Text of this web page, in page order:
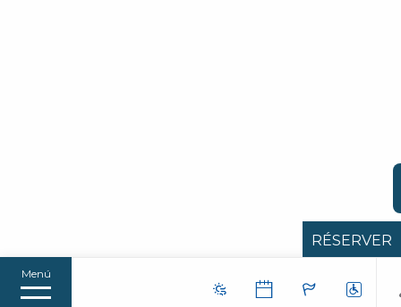
Menú
RÉSERVER